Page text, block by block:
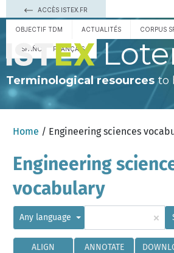
ACCÈS ISTEX.FR
OBJECTIF TDM ACTUALITÉS CORPUS
ESPAÑOL FRANÇAIS
Terminological resourcesto
Home / Engineering sciences
Engineering
vocabulary
Any language ×
ALIGN ANNOTATE